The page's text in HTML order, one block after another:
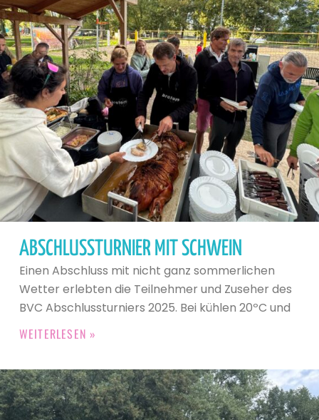
ABSCHLUSSTURNIER MIT SCHWEIN
Einen Abschluss mit nicht ganz sommerlichen
Wetter erlebten die Teilnehmer und Zuseher des
BVC Abschlussturniers 2025. Bei kühlen 20ºC und
WEITERLESEN »